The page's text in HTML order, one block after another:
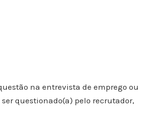
na entrevista de emprego ou
questionado(a) pelo recrutador,